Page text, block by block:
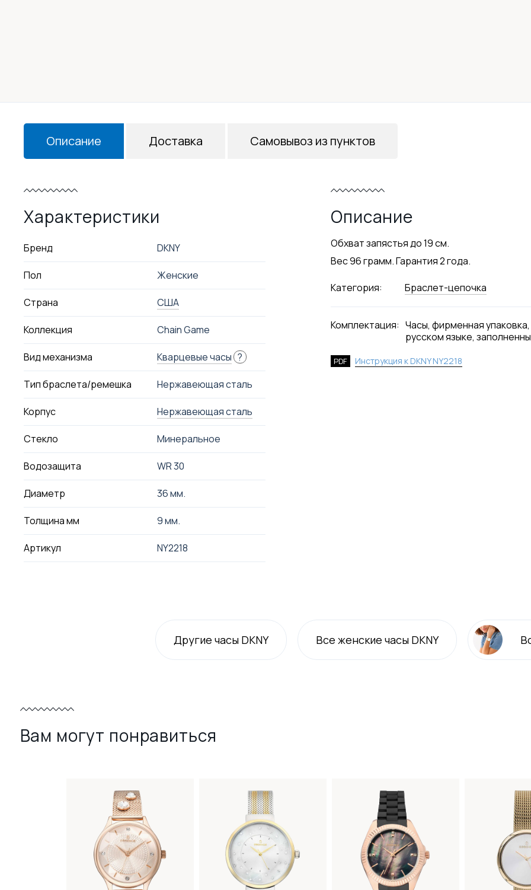
Описание
Характеристики
Бренд DKNY
Пол Женские
Страна США
Коллекция Chain Game
Вид механизма Кварцевые часы ?
Тип браслета/ремешка Нержавеющая сталь
Корпус Нержавеющая сталь
Стекло Минеральное
Водозащита WR 30
Диаметр 36 мм.
Толщина мм 9 мм.
Артикул NY2218
Описание
Обхват запястья до 19 см.
Вес 96 грамм. Гарантия 2 года.
Категория: Браслет-цепочка
Комплектация: Часы, фирменная
русском языке,
PDF Инструкция к DKNY NY2218
Доставка Самовывоз из пунктов
Другие часы DKNY Всеженские часы DKNY
Вам могут понравиться